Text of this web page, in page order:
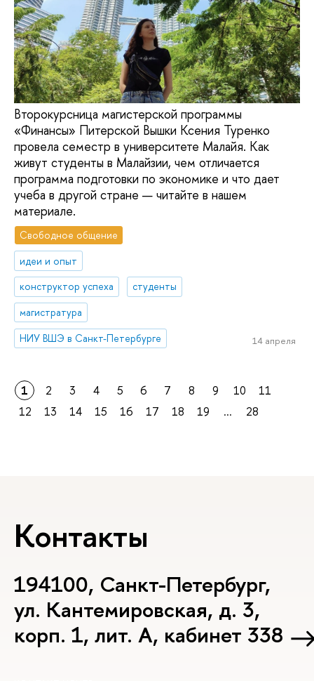
Второкурсница магистерской программы
«Финансы» Питерской Вышки Ксения Туренко
провела семестр в университете Малайя. Как
живут студенты в Малайзии, чем отличается
программа подготовки по экономике и что дает
учеба в другой стране — читайте в нашем
материале.
Свободное общение
идеи и опыт
конструктор успеха
студенты
магистратура
НИУ ВШЭ в Санкт-Петербурге
14 апреля
1 2 3 4 5 6 7 8 9 10
11
12
13 14 15 16 17 18 19 ... 28
Контакты
194100, Санкт-Петербург,
ул. Кантемировская, д. 3,
корп. 1, лит. А, кабинет 338